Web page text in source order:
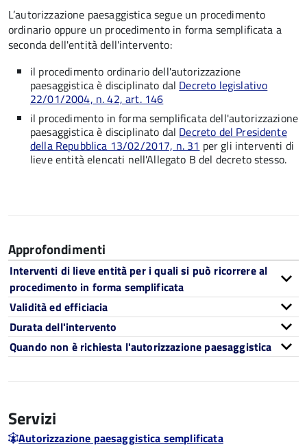
L’autorizzazione paesaggistica segue un procedimento
ordinario oppure un procedimento in forma semplificata a
seconda dell'entità dell'intervento:
il procedimento ordinario dell'autorizzazione
paesaggistica è disciplinato dal Decreto legislativo
22/01/2004, n. 42, art. 146
il procedimento in forma semplificata dell'autorizzazione
paesaggistica è disciplinato dal Decreto del Presidente
della Repubblica 13/02/2017, n. 31 per gli interventi di
lieve entità elencati nell'Allegato B del decreto stesso.
Approfondimenti
Interventi di lieve entità per i quali si può ricorrere al
procedimento in forma semplificata
Validità ed efficiacia
Durata dell'intervento
Quando non è richiesta l'autorizzazione paesaggistica
Servizi
Autorizzazione paesaggistica semplificata